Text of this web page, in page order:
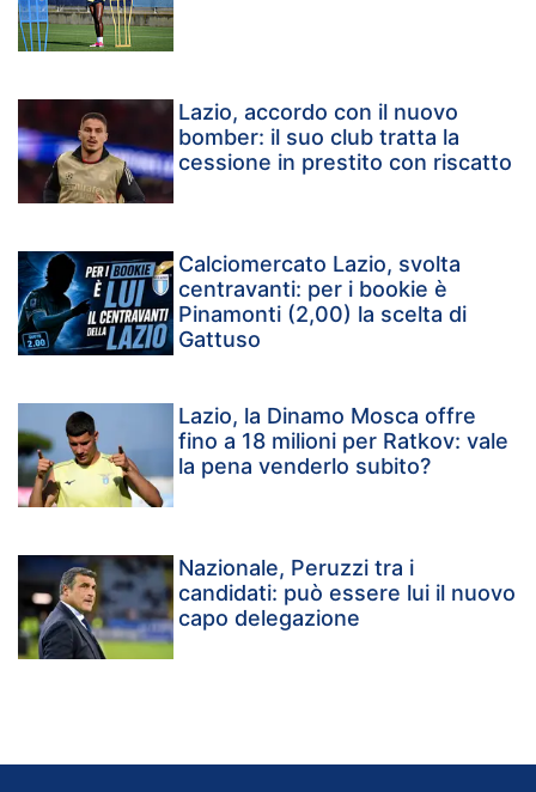
Lazio, accordo con il nuovo
bomber: il suo club tratta la
cessione in prestito con riscatto
Calciomercato Lazio, svolta
centravanti: per i bookie è
Pinamonti (2,00) la scelta di
Gattuso
Lazio, la Dinamo Mosca offre
fino a 18 milioni per Ratkov: vale
la pena venderlo subito?
Nazionale, Peruzzi tra i
candidati: può essere lui il nuovo
capo delegazione